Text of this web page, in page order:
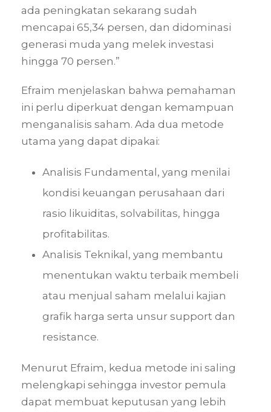
ada peningkatan sekarang sudah
mencapai 65,34 persen, dan didominasi
generasi muda yang melek investasi
hingga 70 persen.”
Efraim menjelaskan bahwa pemahaman
ini perlu diperkuat dengan kemampuan
menganalisis saham. Ada dua metode
utama yang dapat dipakai:
Analisis Fundamental, yang menilai
kondisi keuangan perusahaan dari
rasio likuiditas, solvabilitas, hingga
profitabilitas.
Analisis Teknikal, yang membantu
menentukan waktu terbaik membeli
atau menjual saham melalui kajian
grafik harga serta unsur support dan
resistance.
Menurut Efraim, kedua metode ini saling
melengkapi sehingga investor pemula
dapat membuat keputusan yang lebih